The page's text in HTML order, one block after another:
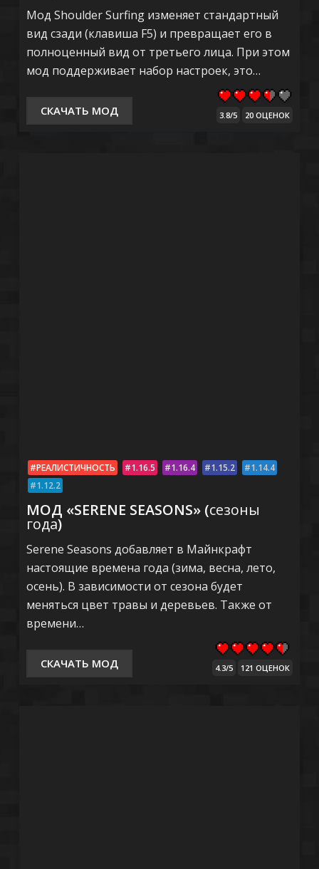
Мод Shoulder Surfing изменяет стандартный
вид сзади (клавиша F5) и превращает его в
полноценный вид от третьего лица. При этом
мод поддерживает набор настроек, это…
3.8/5 20 ОЦЕНОК
СКАЧАТЬ МОД
РЕАЛИСТИЧНОСТЬ 1.16.5 1.16.4 1.15.2
1.14.4
1.12.2
МОД «SERENE SEASONS» (сезоны
года)
Serene Seasons добавляет в Майнкрафт
настоящие времена года (зима, весна, лето,
осень). В зависимости от сезона будет
меняться цвет травы и деревьев. Также от
времени…
4.3/5 121 ОЦЕНОК
СКАЧАТЬ МОД